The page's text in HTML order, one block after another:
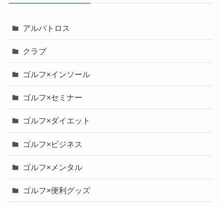
アルバトロス
クラブ
ゴルフ×インソール
ゴルフ×セミナー
ゴルフ×ダイエット
ゴルフ×ビジネス
ゴルフ×メンタル
ゴルフ×便利グッズ